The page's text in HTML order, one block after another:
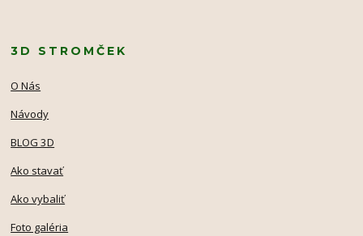
3D STROMČEK
O Nás
Návody
BLOG 3D
Ako stavať
Ako vybaliť
Foto galéria